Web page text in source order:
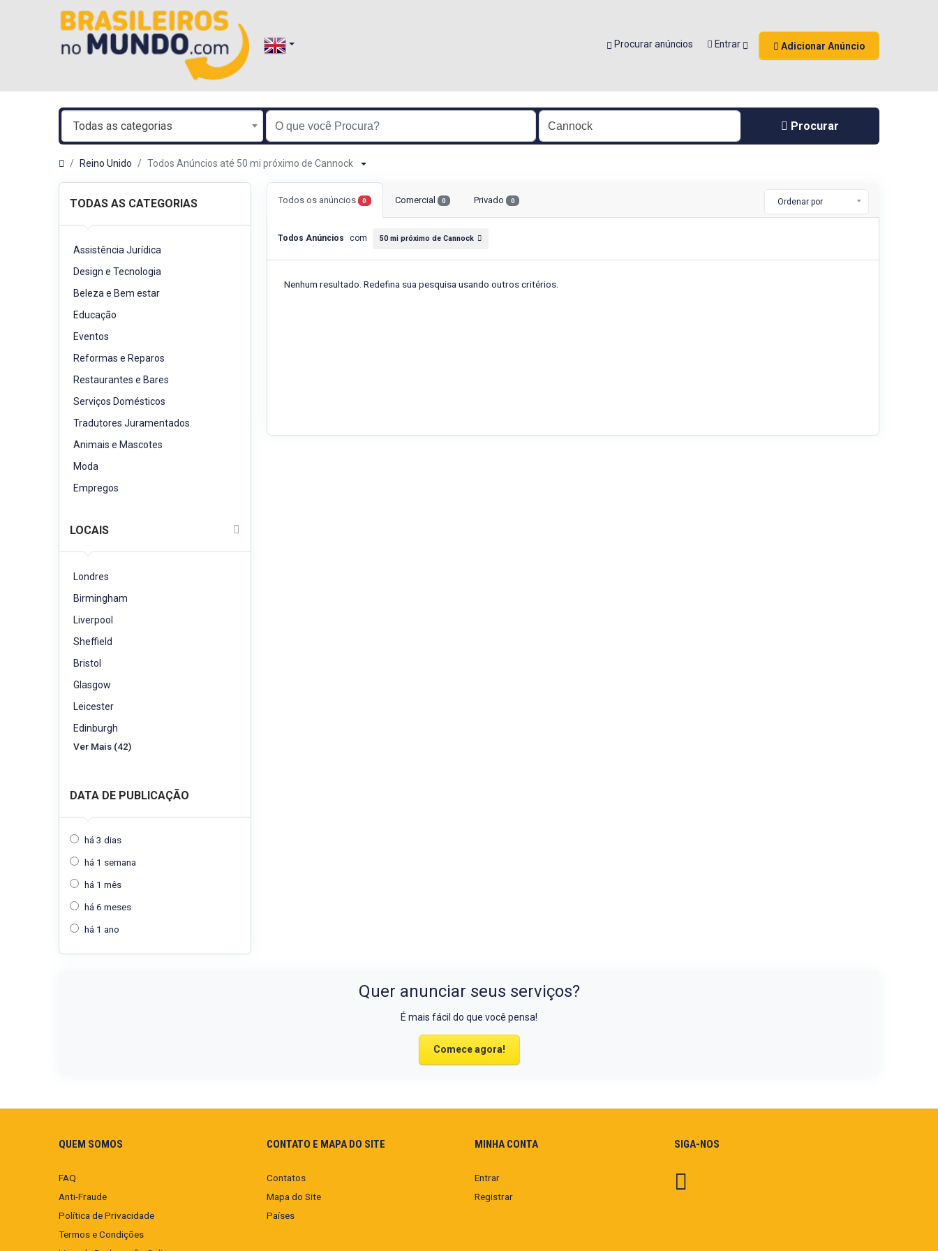
Procurar anúncios Entrar Adicionar Anúncio
Todas as categorias Procurar
Reino Unido Todos Anúncios até 50 mi próximo de Cannock
TODAS AS CATEGORIAS
Assistência Jurídica
Design e Tecnologia
Beleza e Bem estar
Educação
Eventos
Reformas e Reparos
Restaurantes e Bares
Serviços Domésticos
Tradutores Juramentados
Animais e Mascotes
Moda
Empregos
LOCAIS
Londres
Birmingham
Liverpool
Sheffield
Bristol
Glasgow
Leicester
Edinburgh
Ver Mais (42)
DATA DE PUBLICAÇÃO
há 3 dias
há 1 semana
há 1 mês
há 6 meses
há 1 ano
Todos os anúncios 0 Comercial 0 Privado 0 Ordenar por
Todos Anúncios com 50 mi próximo de Cannock
Nenhum resultado. Redefina sua pesquisa usando outros critérios.
Quer anunciar seus serviços?
É mais fácil do que você pensa!
Comece agora!
QUEM SOMOS
FAQ
Anti-Fraude
Política de Privacidade
Termos e Condições
CONTATO E MAPA DO SITE
Contatos
Mapa do Site
Países
MINHA CONTA
Entrar
Registrar
SIGA-NOS